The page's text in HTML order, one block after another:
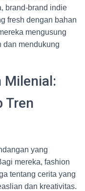
brand-brand indie
fresh dengan bahan
mengusung
dan mendukung
Milenial:
Tren
yang
mereka, fashion
tentang cerita yang
dan kreativitas.